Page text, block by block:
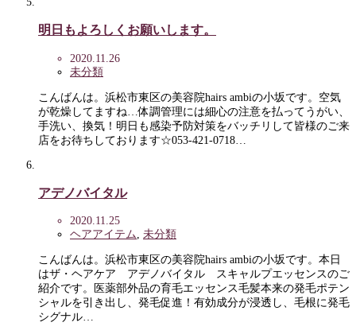
明日もよろしくお願いします。
2020.11.26
未分類
こんばんは。浜松市東区の美容院hairs ambiの小坂です。空気
が乾燥してますね…体調管理には細心の注意を払ってうがい、
手洗い、換気！明日も感染予防対策をバッチリして皆様のご来
店をお待ちしております☆053-421-0718…
アデノバイタル
2020.11.25
ヘアアイテム, 未分類
こんばんは。浜松市東区の美容院hairs ambiの小坂です。本日
はザ・ヘアケア アデノバイタル スキャルプエッセンスのご
紹介です。医薬部外品の育毛エッセンス毛髪本来の発毛ポテン
シャルを引き出し、発毛促進！有効成分が浸透し、毛根に発毛
シグナル…